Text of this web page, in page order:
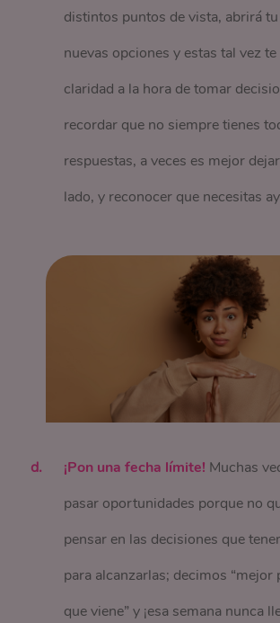
distintos puntos de vista, abrirá
nuevas opciones y estas tal vez
claridad a la hora de tomar
recordar que no siempre tienes
respuestas, a veces es mejor
lado, y reconocer que necesitas
¡Pon una fecha límite! Muchas
pasar oportunidades porque no
pensar en las decisiones que
para alcanzarlas; decimos “mejor
que viene” y ¡esa semana nunca